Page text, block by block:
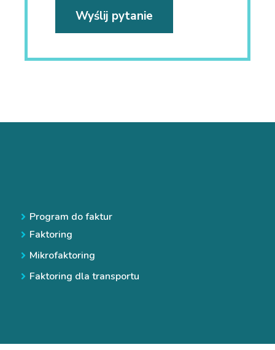
Wyślij pytanie
Program do faktur
Faktoring
Mikrofaktoring
Faktoring dla transportu